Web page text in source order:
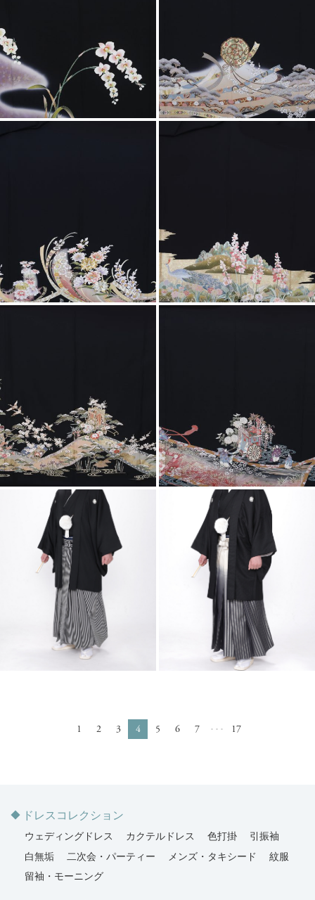
1 2 3 4 5 6 7 ･･･ 17
ドレスコレクション
ウェディングドレス カクテルドレス 色打掛
引振袖
白無垢
二次会・パーティー メンズ・タキシード
紋服
留袖・モーニング